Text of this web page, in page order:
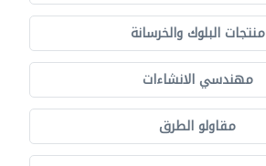
منتجات البلوك والخرسانة
مهندسي الانشاءات
مقاولو الطرق